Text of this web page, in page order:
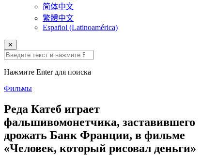
简体中文
繁體中文
Español (Latinoamérica)
✕
Нажмите Enter для поиска
Фильмы
Реда Катеб играет
фальшивомонетчика, заставившего
дрожать Банк Франции, в фильме
«Человек, который рисовал деньги»